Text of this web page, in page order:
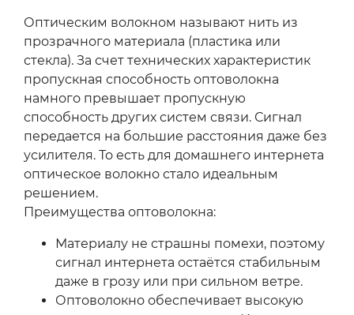
Оптическим волокном называют нить из
прозрачного материала (пластика или
стекла). За счет технических характеристик
пропускная способность оптоволокна
намного превышает пропускную
способность других систем связи. Сигнал
передается на большие расстояния даже без
усилителя. То есть для домашнего интернета
оптическое волокно стало идеальным
решением.
Преимущества оптоволокна:
Материалу не страшны помехи, поэтому
сигнал интернета остаётся стабильным
даже в грозу или при сильном ветре.
Оптоволокно обеспечивает высокую